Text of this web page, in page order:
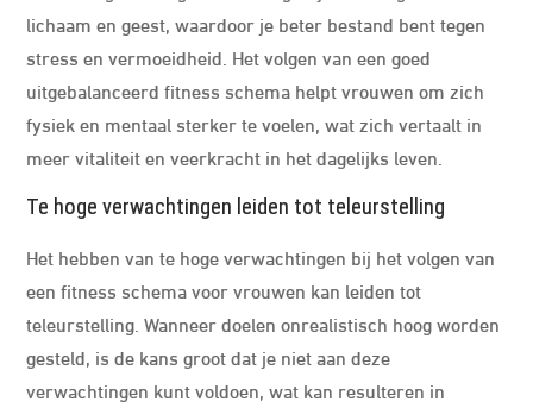
lichaam en geest, waardoor je beter bestand bent tegen
stress en vermoeidheid. Het volgen van een goed
uitgebalanceerd fitness schema helpt vrouwen om zich
fysiek en mentaal sterker te voelen, wat zich vertaalt in
meer vitaliteit en veerkracht in het dagelijks leven.
Te hoge verwachtingen leiden tot teleurstelling
Het hebben van te hoge verwachtingen bij het volgen van
een fitness schema voor vrouwen kan leiden tot
teleurstelling. Wanneer doelen onrealistisch hoog worden
gesteld, is de kans groot dat je niet aan deze
verwachtingen kunt voldoen, wat kan resulteren in